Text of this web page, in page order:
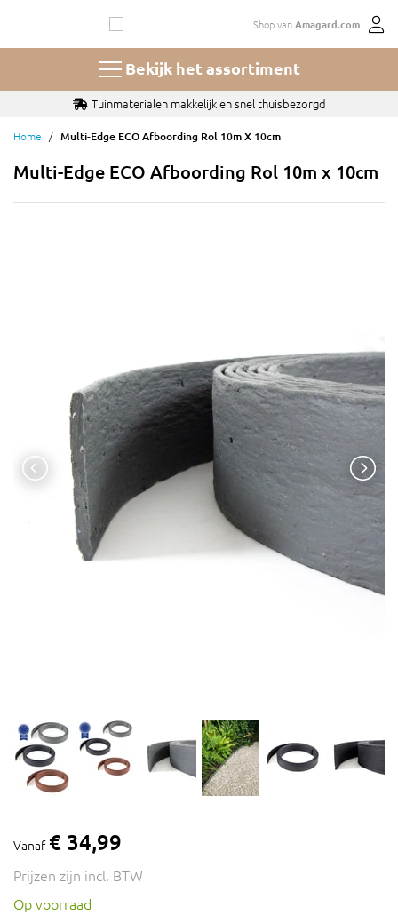
de
Shop vanAmagard.com
Bekijk het assortiment
Tuinmaterialen makkelijk en snel thuisbezorgd
Home Multi-Edge ECO Afboording Rol 10m X 10cm
Multi-Edge ECO Afboording Rol 10m x 10cm
Vanaf € 34,99
Prijzen zijn incl. BTW
Op voorraad